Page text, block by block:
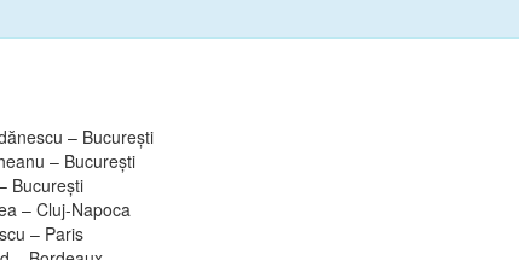
– Bucureşti
– Bucureşti
Bucureşti
– Cluj-Napoca
– Paris